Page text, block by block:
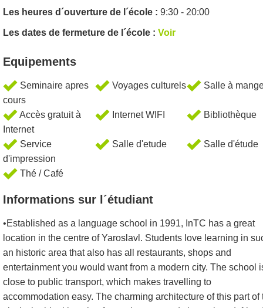
Les heures d´ouverture de l´école : 9:30 - 20:00
Les dates de fermeture de l´école : Voir
Equipements
Seminaire apres
cours
Voyages culturels Salle à
Accès gratuit à
Internet
Internet WIFI Bibliothèque
Service
d'impression
Salle d'etude Salle d'étude
Thé / Café
Informations sur l´étudiant
•Established as a language school in 1991, InTC has a great
location in the centre of Yaroslavl. Students love learning in
an historic area that also has all restaurants, shops and
entertainment you would want from a modern city. The school
close to public transport, which makes travelling to
accommodation easy. The charming architecture of this part of